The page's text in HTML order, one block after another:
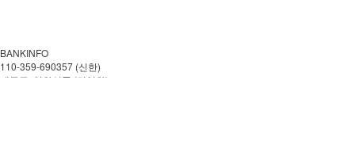
BANKINFO
110-359-690357 (신한)
예금주: 영화식품 (김영화)